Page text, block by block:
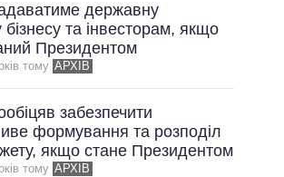
державну
бізнесу та інвесторам, якщо
Президентом
тому АРХІВ
забезпечити
формування та розподіл
якщо стане Президентом
тому АРХІВ